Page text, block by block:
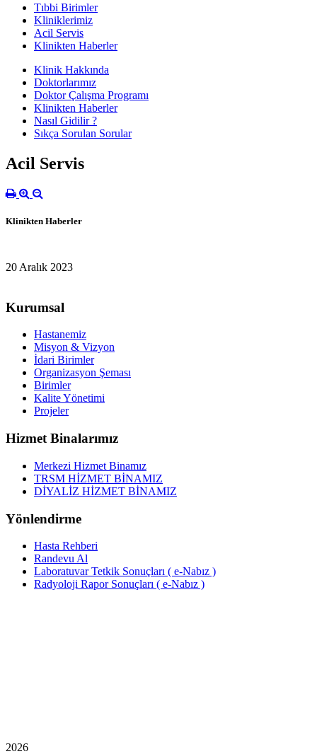
Tıbbi Birimler
Kliniklerimiz
Acil Servis
Klinikten Haberler
Klinik Hakkında
Doktorlarımız
Doktor Çalışma Programı
Klinikten Haberler
Nasıl Gidilir ?
Sıkça Sorulan Sorular
Acil Servis
Klinikten Haberler
20 Aralık 2023
Kurumsal
Hastanemiz
Misyon & Vizyon
İdari Birimler
Organizasyon Şeması
Birimler
Kalite Yönetimi
Projeler
Hizmet Binalarımız
Merkezi Hizmet Binamız
TRSM HİZMET BİNAMIZ
DİYALİZ HİZMET BİNAMIZ
Yönlendirme
Hasta Rehberi
Randevu Al
Laboratuvar Tetkik Sonuçları ( e-Nabız )
Radyoloji Rapor Sonuçları ( e-Nabız )
2026